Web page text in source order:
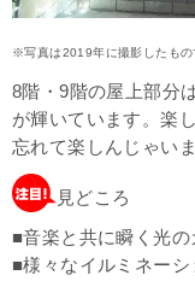
※写真は2019年に撮影したもの
8階・9階の屋上部分
が輝いています。楽
忘れて楽しんじゃい
見どころ
■音楽と共に瞬く光の
■様々なイルミネー